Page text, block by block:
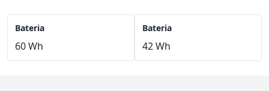
Bateria
60 Wh
Bateria
42 Wh